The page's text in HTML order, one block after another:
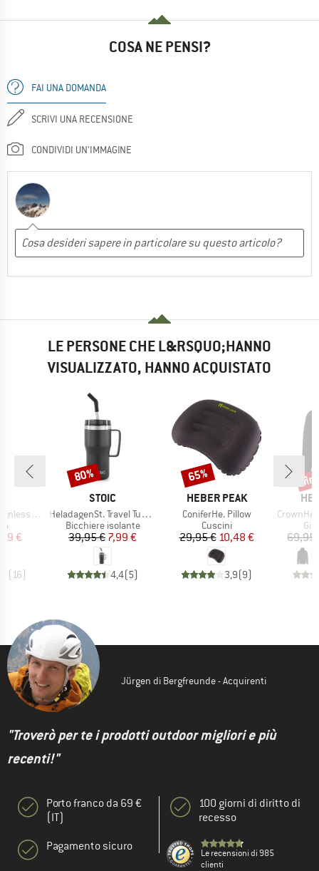
COSA NE PENSI?
FAI UNA DOMANDA
SCRIVI UNA RECENSIONE
CONDIVIDI UN'IMMAGINE
LE PERSONE CHE L&RSQUO;HANNO
VISUALIZZATO, HANNO ACQUISTATO
500ml
prodotti
ridotto
€
(16)
MARCHIO
STOIC
Articolo
HeladagenSt. Travel Tumbler
Gruppo di prodotti
Bicchiere isolante
Prezzo
39,95 €Prezzo ridotto
7,99 €
4,4(5)
Sconto
80%
MARCHIO
HEBER PEAK
Articolo
ConiferHe. Pillow
Gruppo di prodotti
Cuscini
Prezzo
29,95 €Prezzo ridotto
10,48 €
3,9(9)
Sconto
65%
Articolo
CrownHe.
69,95
Jürgen di Bergfreunde - Acquirenti
"Troverò per te i prodotti outdoor migliori e più
recenti!"
Porto franco da 69 €
(IT)
Pagamento sicuro
100 giorni di diritto di
recesso
Le recensioni di 985
clienti